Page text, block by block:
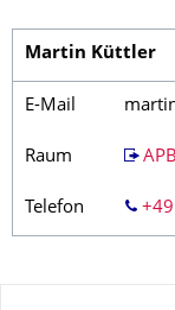
Martin Küttler
E-Mail
Raum
Telefon